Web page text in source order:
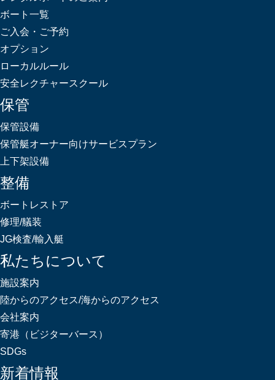
ボート一覧
ご入会・ご予約
オプション
ローカルルール
安全レクチャースクール
保管
保管設備
保管艇オーナー向けサービスプラン
上下架設備
整備
ボートレストア
修理/艤装
JG検査/輸入艇
私たちについて
施設案内
陸からのアクセス/海からのアクセス
会社案内
寄港（ビジターバース）
SDGs
新着情報